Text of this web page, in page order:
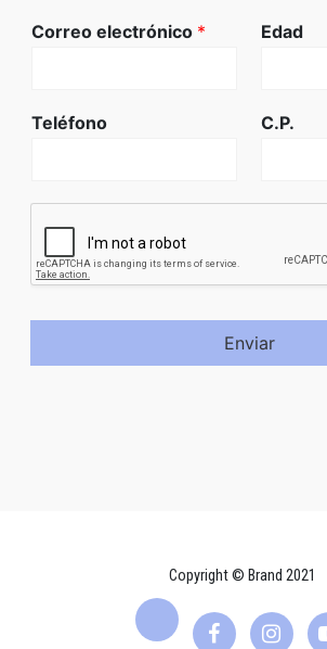
Correo electrónico * Edad
Teléfono C.P.
Enviar
Copyright © Brand 2021